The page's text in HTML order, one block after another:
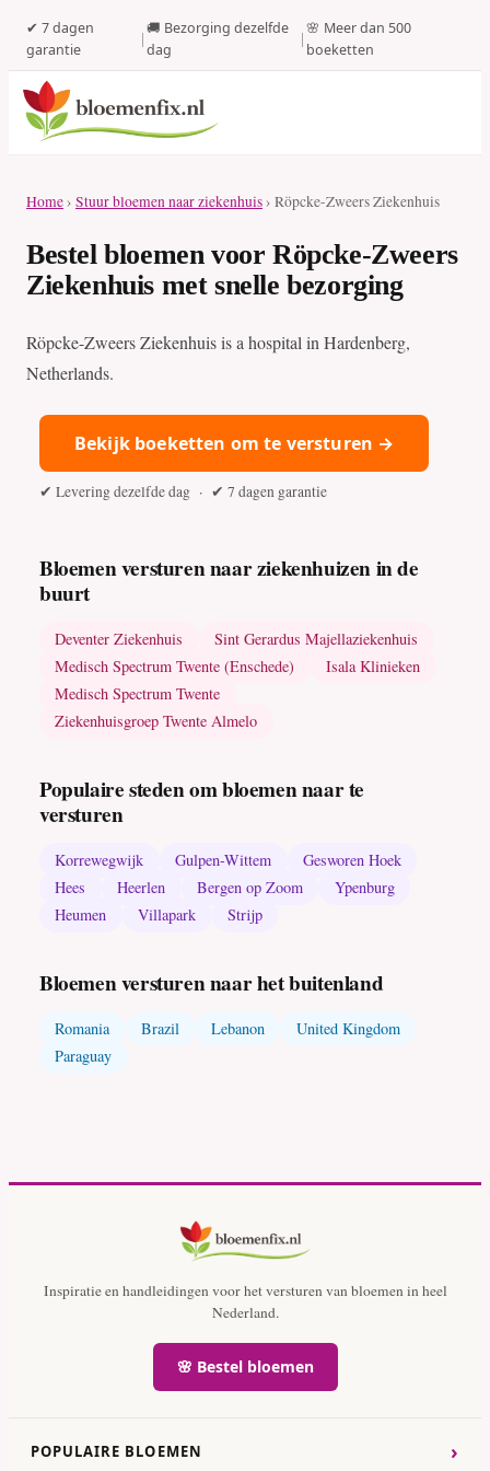
✔ 7 dagen
garantie
|
🚚 Bezorging dezelfde
dag
|
🌸 Meer dan 500
boeketten
Home› Stuur bloemen naar ziekenhuis› Röpcke-Zweers Ziekenhuis
Bestel bloemen voor Röpcke-Zweers
Ziekenhuis met snelle bezorging
Röpcke-Zweers Ziekenhuis is a hospital in Hardenberg,
Netherlands.
Bekijk boeketten om te versturen →
✔ Levering dezelfde dag · ✔ 7 dagen garantie
Bloemen versturen naar ziekenhuizen in de
buurt
Deventer Ziekenhuis
Sint Gerardus Majellaziekenhuis
Medisch Spectrum Twente (Enschede)
Isala Klinieken
Medisch Spectrum Twente
Ziekenhuisgroep Twente Almelo
Populaire steden om bloemen naar te
versturen
Korrewegwijk Gulpen-Wittem
Gesworen Hoek
Hees
Heerlen Bergen op Zoom
Ypenburg
Heumen
Villapark Strijp
Bloemen versturen naar het buitenland
Romania Brazil Lebanon
United Kingdom
Paraguay
Inspiratie en handleidingen voor het versturen van bloemen in heel
Nederland.
🌸 Bestel bloemen
POPULAIRE BLOEMEN ›